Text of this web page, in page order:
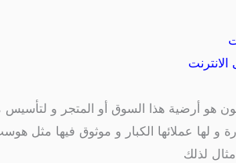
هو أرضية هذا السوق أو المتجر و
و لها عملائها الكبار و موثوق فيها مثل
لذلك